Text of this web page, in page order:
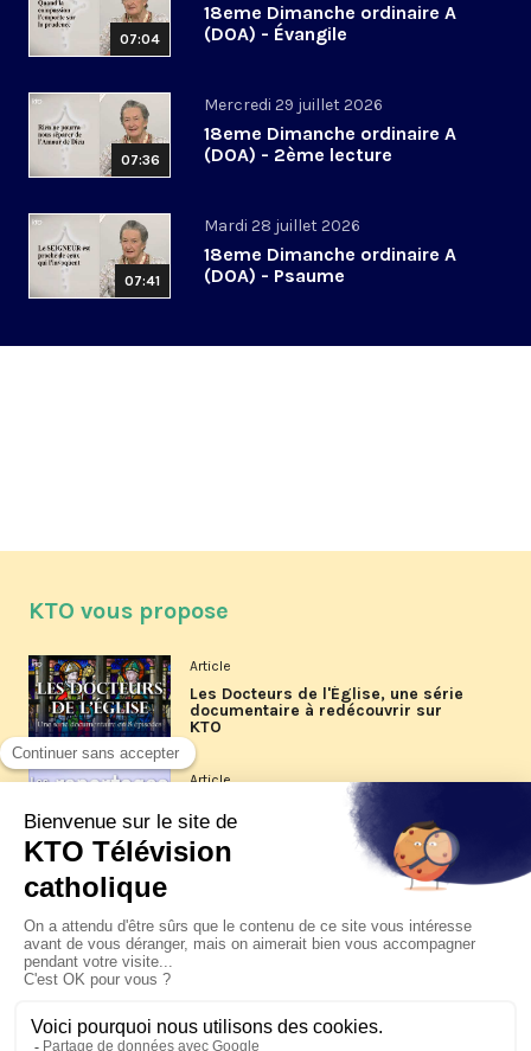
07:04
18eme Dimanche ordinaire A
(DOA) - Évangile
07:36
Mercredi 29 juillet 2026
18eme Dimanche ordinaire A
(DOA) - 2ème lecture
07:41
Mardi 28 juillet 2026
18eme Dimanche ordinaire A
(DOA) - Psaume
KTO vous propose
Article
Les Docteurs de l'Église, une série
documentaire à redécouvrir sur
KTO
Article
Les reportages d'été 2026 de KTO
La visite pastorale du pape Léon
XIV à Assise à suivre sur KTO le
jeudi 6 août
Le pape en Uruguay, Argentine et
Pérou du 6 au 17 novembre 2026